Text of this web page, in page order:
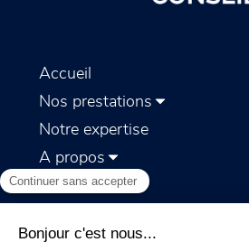
Accueil
Nos prestations
Notre expertise
A propos
Publications